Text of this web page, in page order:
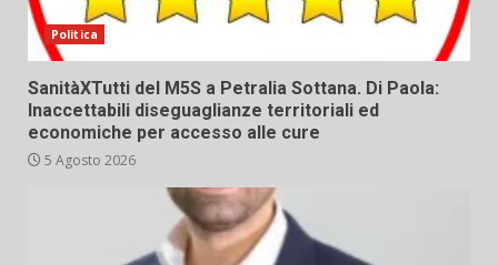
Politica
SanitàXTutti del M5S a Petralia Sottana. Di Paola:
Inaccettabili diseguaglianze territoriali ed
economiche per accesso alle cure
5 Agosto 2026